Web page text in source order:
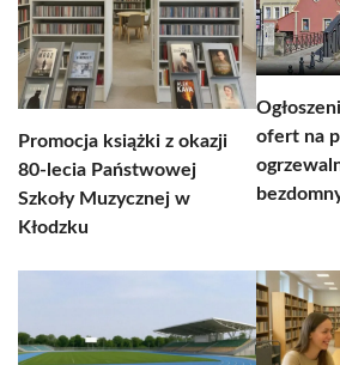
Promocja książki z okazji
80-lecia Państwowej
Szkoły Muzycznej w
Kłodzku
ofert na